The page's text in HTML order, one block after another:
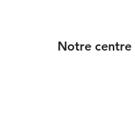
Notre centre